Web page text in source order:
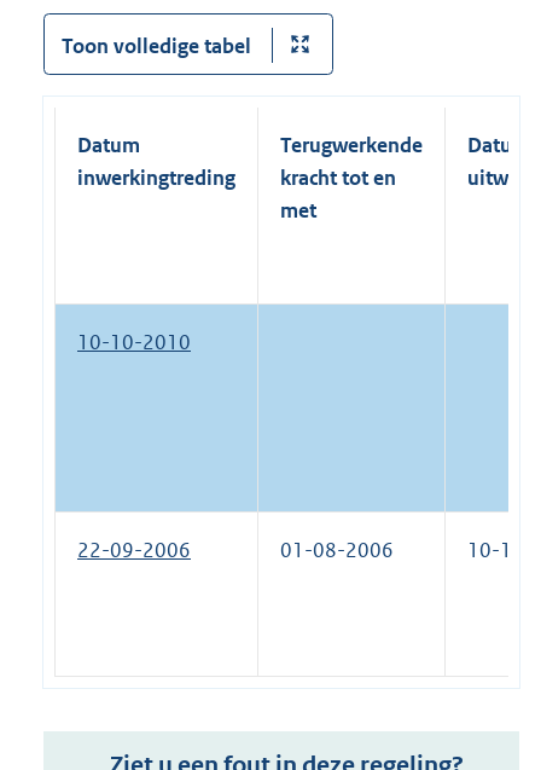
Toon volledige tabel
Datum
inwerkingtreding
Terugwerkende
kracht tot en
met
Datum
10-10-2010
22-09-2006 01-08-2006 10-10-